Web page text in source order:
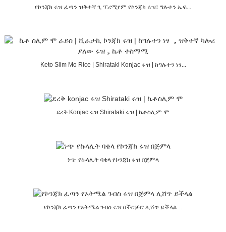
የኮንጃክ ሩዝ ፈጣን ዝቅተኛ ጊ ፕሪሚየም የኮንጃክ ሩዝ፣ ግሉተን ኤፍ...
Keto Slim Mo Rice | Shirataki Konjac ሩዝ | ከግሉተን ነፃ...
ደረቅ Konjac ሩዝ Shirataki ሩዝ | ኬቶስሊም ሞ
ነጭ የኩላሊት ባቄላ የኮንጃክ ሩዝ በጅምላ
የኮንጃክ ፈጣን የኦትሜል ገብስ ሩዝ በችርቻሮ ሊሸጥ ይችላል…